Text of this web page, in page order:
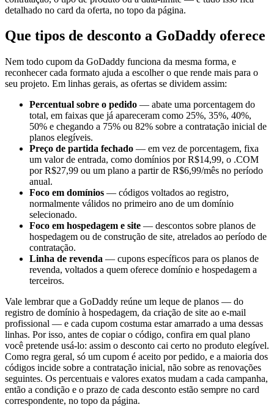
detalhado no card da oferta, no topo da página.
Que tipos de desconto a GoDaddy oferece
Nem todo cupom da GoDaddy funciona da mesma forma, e
reconhecer cada formato ajuda a escolher o que rende mais para o
seu projeto. Em linhas gerais, as ofertas se dividem assim:
Percentual sobre o pedido — abate uma porcentagem do
total, em faixas que já apareceram como 25%, 35%, 40%,
50% e chegando a 75% ou 82% sobre a contratação inicial de
planos elegíveis.
Preço de partida fechado — em vez de porcentagem, fixa
um valor de entrada, como domínios por R$14,99, o .COM
por R$27,99 ou um plano a partir de R$6,99/mês no período
anual.
Foco em domínios — códigos voltados ao registro,
normalmente válidos no primeiro ano de um domínio
selecionado.
Foco em hospedagem e site — descontos sobre planos de
hospedagem ou de construção de site, atrelados ao período de
contratação.
Linha de revenda — cupons específicos para os planos de
revenda, voltados a quem oferece domínio e hospedagem a
terceiros.
Vale lembrar que a GoDaddy reúne um leque de planos — do
registro de domínio à hospedagem, da criação de site ao e-mail
profissional — e cada cupom costuma estar amarrado a uma dessas
linhas. Por isso, antes de copiar o código, confira em qual plano
você pretende usá-lo: assim o desconto cai certo no produto elegível.
Como regra geral, só um cupom é aceito por pedido, e a maioria dos
códigos incide sobre a contratação inicial, não sobre as renovações
seguintes. Os percentuais e valores exatos mudam a cada campanha,
então a condição e o prazo de cada desconto estão sempre no card
correspondente, no topo da página.